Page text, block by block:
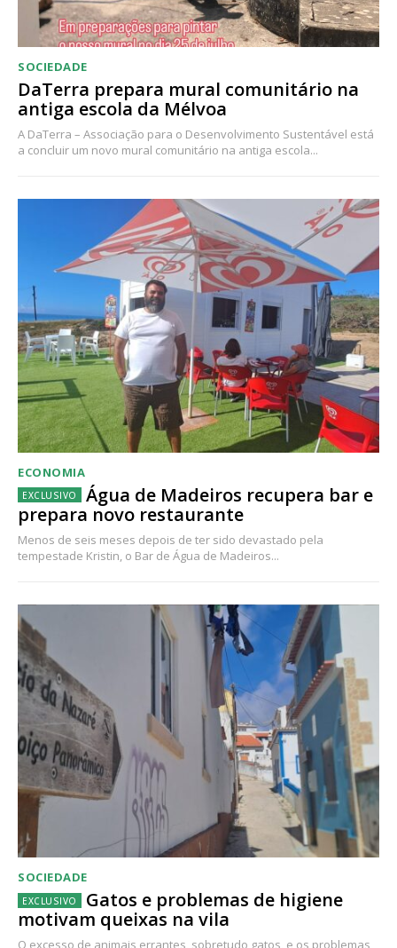
SOCIEDADE
DaTerra prepara mural comunitário na
antiga escola da Mélvoa
A DaTerra – Associação para o Desenvolvimento Sustentável está
a concluir um novo mural comunitário na antiga escola...
ECONOMIA
Água de Madeiros recupera bar e
prepara novo restaurante
Menos de seis meses depois de ter sido devastado pela
tempestade Kristin, o Bar de Água de Madeiros...
SOCIEDADE
Gatos e problemas de higiene
motivam queixas na vila
O excesso de animais errantes, sobretudo gatos, e os problemas